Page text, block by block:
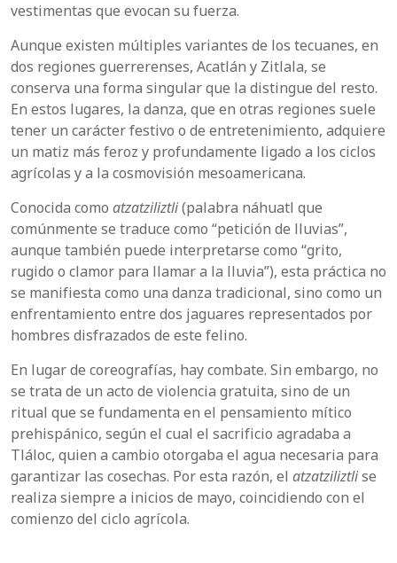
vestimentas que evocan su fuerza.
Aunque existen múltiples variantes de los tecuanes, en
dos regiones guerrerenses, Acatlán y Zitlala, se
conserva una forma singular que la distingue del resto.
En estos lugares, la danza, que en otras regiones suele
tener un carácter festivo o de entretenimiento, adquiere
un matiz más feroz y profundamente ligado a los ciclos
agrícolas y a la cosmovisión mesoamericana.
Conocida como atzatziliztli(palabra náhuatl que
comúnmente se traduce como “petición de lluvias”,
aunque también puede interpretarse como “grito,
rugido o clamor para llamar a la lluvia”), esta práctica no
se manifiesta como una danza tradicional, sino como un
enfrentamiento entre dos jaguares representados por
hombres disfrazados de este felino.
En lugar de coreografías, hay combate. Sin embargo, no
se trata de un acto de violencia gratuita, sino de un
ritual que se fundamenta en el pensamiento mítico
prehispánico, según el cual el sacrificio agradaba a
Tláloc, quien a cambio otorgaba el agua necesaria para
garantizar las cosechas. Por esta razón, el atzatziliztlise
realiza siempre a inicios de mayo, coincidiendo con el
comienzo del ciclo agrícola.